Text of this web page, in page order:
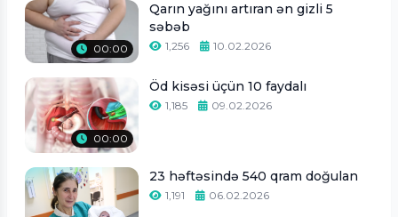
00:00
Qarın yağını artıran ən gizli 5
səbəb
1,256 10.02.2026
00:00
Öd kisəsi üçün 10 faydalı
1,185 09.02.2026
23 həftəsində 540 qram doğulan
1,191 06.02.2026